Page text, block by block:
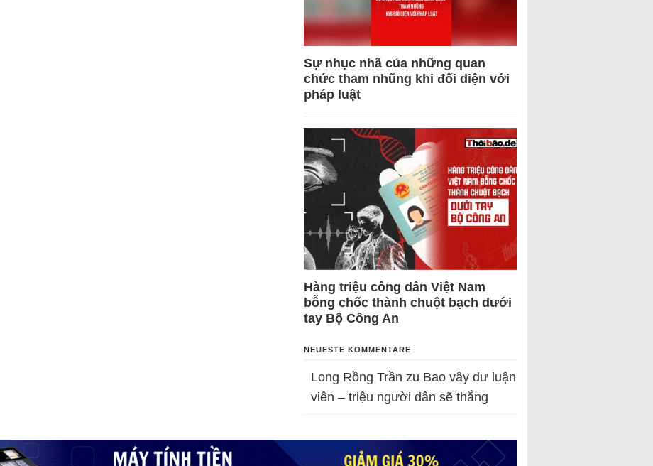
Sự nhục nhã của những quan
chức tham nhũng khi đối diện với
pháp luật
Hàng triệu công dân Việt Nam
bỗng chốc thành chuột bạch dưới
tay Bộ Công An
NEUESTE KOMMENTARE
Long Rồng Trần zu Bao vây dư luận
viên – triệu người dân sẽ thắng